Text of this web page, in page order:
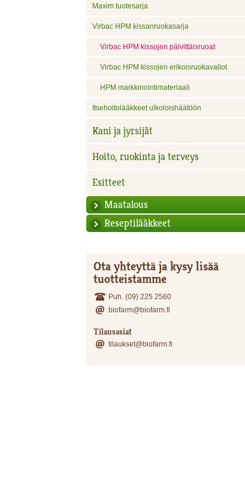
Maxim tuotesarja
Virbac HPM kissanruokasarja
Virbac HPM kissojen päivittäisruoat
Virbac HPM kissojen erikoisruokavaliot
HPM markkinointimateriaali
Itsehoitolääkkeet ulkoloishäätöön
Kani ja jyrsijät
Hoito, ruokinta ja terveys
Esitteet
Maatalous
Reseptilääkkeet
Ota yhteyttä ja kysy lisää
tuotteistamme
Puh. (09) 225 2560
biofarm@biofarm.fi
Tilausasiat
tilaukset@biofarm.fi